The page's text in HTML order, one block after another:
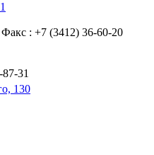
: +7 (3412) 36-60-20
31
130